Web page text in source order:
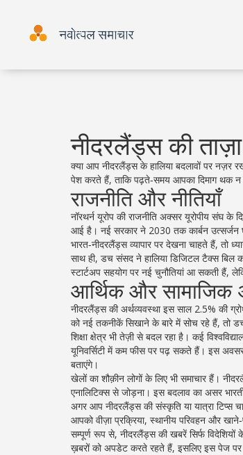
नीदरलैंड्स की
क्या आप नीदरलैंड्स के हालिया बदलावों पर नज़र
पेश करते हैं, ताकि पढ़ते‑समय आपका दिमाग थक न
राजनीति और नीतियाँ
नॉरथर्न यूरोप की राजनीति अक्सर यूरोपीय संघ
आई है। नई सरकार ने 2030 तक कार्बन उत्सर्जन
भारत‑नीदरलैंड्स व्यापार पर देखना चाहते हैं, तो
साथ ही, डच संसद ने हालिया डिजिटल टैक्स बिल
स्टार्टअप सहयोग पर नई चुनौतियां आ सकती हैं,
आर्थिक और
नीदरलैंड्स की अर्थव्यवस्था इस साल 2.5% की
को नई तकनीकें सिखाने के बारे में सोच रहे हैं, तो
शिक्षा क्षेत्र भी तेज़ी से बदल रहा है। कई
यूनिवर्सिटी में कम फीस पर पढ़ सकते हैं। इस
बताएंगे।
खेलों का शौक़ीन लोगों के लिए भी समाचार हैं।
एनालिटिक्स से जोड़ना। इस बदलाव का असर
अगर आप नीदरलैंड्स की संस्कृति या यात्रा टिप्स
आपको वीज़ा प्रक्रिया, स्थानीय परिवहन और
सम्पूर्ण रूप से, नीदरलैंड्स की खबरें सिर्फ विदेशियों
ख़बरों को अपडेट करते रहते हैं, इसलिए इस पेज